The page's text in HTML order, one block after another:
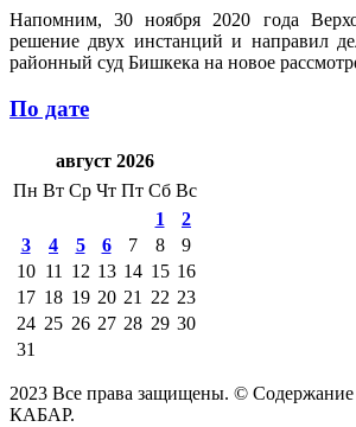
Напомним, 30 ноября 2020 года
решение двух инстанций и направил
районный суд Бишкека на новое
По дате
август 2026
Пн Вт Ср Чт Пт Сб Вс
1
2
3
4 5 6 7 8
9
10 11 12 13 14 15 16
17 18 19 20 21 22 23
24 25 26 27 28 29 30
31
2023 Все права защищены. ©
КАБАР.